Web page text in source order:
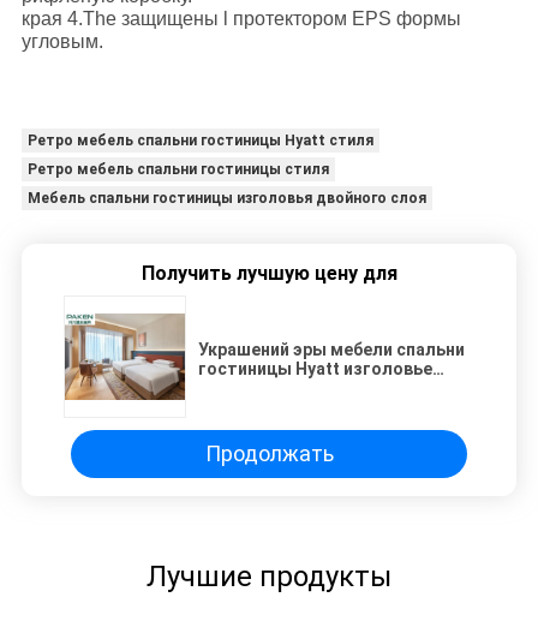
края 4.The защищены l протектором EPS формы
угловым.
Ретро мебель спальни гостиницы Hyatt стиля
Ретро мебель спальни гостиницы стиля
Мебель спальни гостиницы изголовья двойного слоя
Получить лучшую цену для
Украшений эры мебели спальни
гостиницы Hyatt изголовье
Продолжать
Лучшие продукты